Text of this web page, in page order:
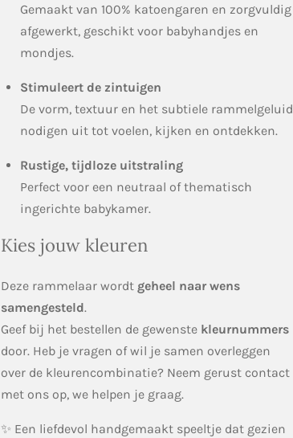
Gemaakt van 100% katoengaren en zorgvuldig
afgewerkt, geschikt voor babyhandjes en
mondjes.
Stimuleert de zintuigen
De vorm, textuur en het subtiele rammelgeluid
nodigen uit tot voelen, kijken en ontdekken.
Rustige, tijdloze uitstraling
Perfect voor een neutraal of thematisch
ingerichte babykamer.
Kies jouw kleuren
Deze rammelaar wordt geheel naar wens
samengesteld.
Geef bij het bestellen de gewenste kleurnummers
door. Heb je vragen of wil je samen overleggen
over de kleurencombinatie? Neem gerust contact
met ons op, we helpen je graag.
✨ Een liefdevol handgemaakt speeltje dat gezien